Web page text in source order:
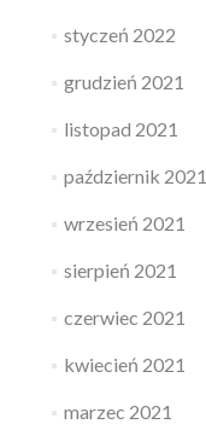
styczeń 2022
grudzień 2021
listopad 2021
październik 2021
wrzesień 2021
sierpień 2021
czerwiec 2021
kwiecień 2021
marzec 2021